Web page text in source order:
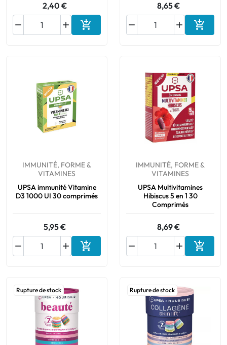
2,40 €

 Ajouter au panier
8,65 €

 
IMMUNITÉ, FORME &
VITAMINES
UPSA immunité Vitamine
D3 1000 UI 30 comprimés
5,95 €

 Ajouter au panier
IMMUNITÉ, FORME &
VITAMINES
UPSA Multivitamines
Hibiscus 5 en 1 30
Comprimés
8,69 €

 
Rupture de stock Rupture de stock